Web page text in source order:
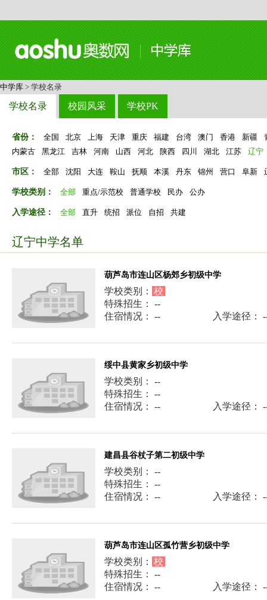
中学库 > 学校名录
学校名录 校园风采 学校PK
省份： 全国 北京 上海 天津 重庆 福建 台湾 澳门 香港 新疆
内蒙古
黑龙江 吉林 河南 山西 河北 陕西 四川 湖北 江苏 辽宁
市区： 全部 沈阳 大连 鞍山 抚顺 本溪 丹东 锦州 营口 阜新
学校类别： 全部 重点/示范校 普通学校 民办 公办
入学途径： 全部 直升 统招 派位 自招 共建
辽宁中学名单
葫芦岛市连山区杨郊乡初级中学
学校类别： 校
特殊招生： --
住宿情况： --
入学途径：
绥中县黄家乡初级中学
学校类别： --
特殊招生： --
住宿情况： --
入学途径：
建昌县谷杖子第二初级中学
学校类别： --
特殊招生： --
住宿情况： --
入学途径：
葫芦岛市连山区孤竹营乡初级中学
学校类别： 校
特殊招生： --
住宿情况： --
入学途径：